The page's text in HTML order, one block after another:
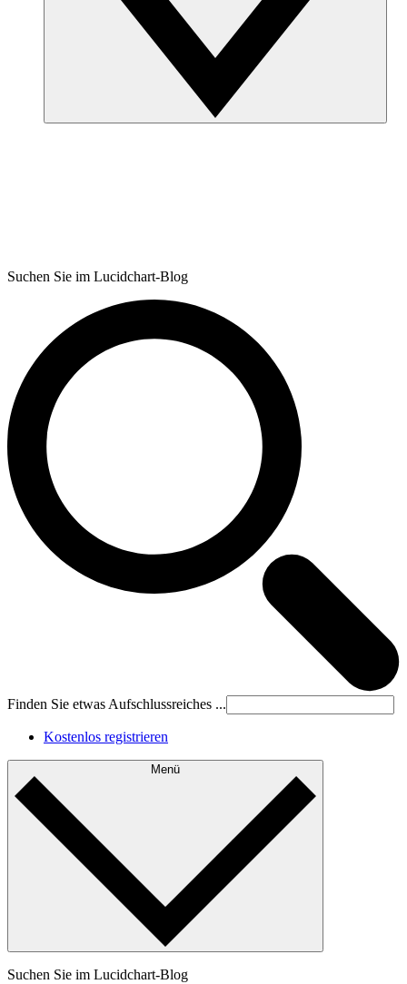
Suchen Sie im Lucidchart-Blog
Finden Sie etwas Aufschlussreiches ...
Kostenlos registrieren
Menü
Suchen Sie im Lucidchart-Blog